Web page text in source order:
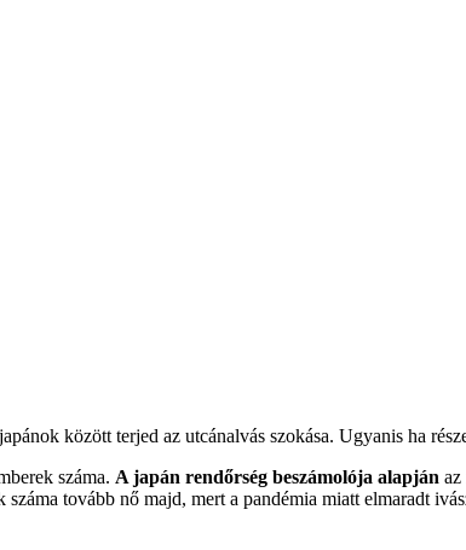
között terjed az utcánalvás szokása. Ugyanis ha
száma. A japán rendőrség beszámolója alapján az
száma tovább nő majd, mert a pandémia miatt elmaradt